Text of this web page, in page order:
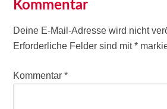
Kommentar
Deine E-Mail-Adresse wird nicht
Erforderliche Felder sind mit*
Kommentar*